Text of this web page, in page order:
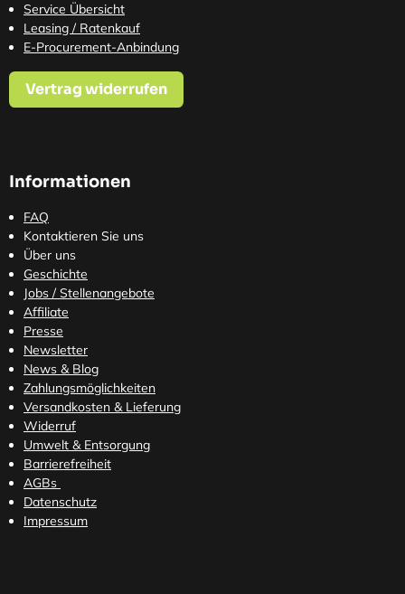
Service Übersicht
Leasing / Ratenkauf
E-Procurement-Anbindung
Vertrag widerrufen
Informationen
FAQ
Kontaktieren Sie uns
Über uns
Geschichte
Jobs / Stellenangebote
Affiliate
Presse
Newsletter
News & Blog
Zahlungsmöglichkeiten
Versandkosten & Lieferung
Widerruf
Umwelt & Entsorgung
Barrierefreiheit
AGBs
Datenschutz
Impressum